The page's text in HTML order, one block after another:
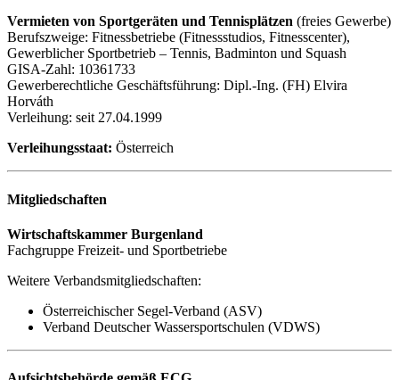
Vermieten von Sportgeräten und Tennisplätzen (freies Gewerbe)
Berufszweige: Fitnessbetriebe (Fitnessstudios, Fitnesscenter),
Gewerblicher Sportbetrieb – Tennis, Badminton und Squash
GISA-Zahl: 10361733
Gewerberechtliche Geschäftsführung: Dipl.-Ing. (FH) Elvira
Horváth
Verleihung: seit 27.04.1999
Verleihungsstaat: Österreich
Mitgliedschaften
Wirtschaftskammer Burgenland
Fachgruppe Freizeit- und Sportbetriebe
Weitere Verbandsmitgliedschaften:
Österreichischer Segel-Verband (ASV)
Verband Deutscher Wassersportschulen (VDWS)